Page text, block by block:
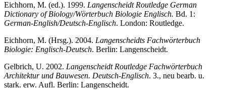
Eichhorn, M. (ed.). 1999. Langenscheidt Routledge German
Dictionary of Biology/Wörterbuch Biologie Englisch. Bd. 1:
German-English/Deutsch-Englisch. London: Routledge.
Eichhorn, M. (Hrsg.). 2004. Langenscheidts Fachwörterbuch
Biologie: Englisch-Deutsch. Berlin: Langenscheidt.
Gelbrich, U. 2002. Langenscheidt Routledge Fachwörterbuch
Architektur und Bauwesen. Deutsch-Englisch. 3., neu bearb. u.
stark. erw. Aufl. Berlin: Langenscheidt.